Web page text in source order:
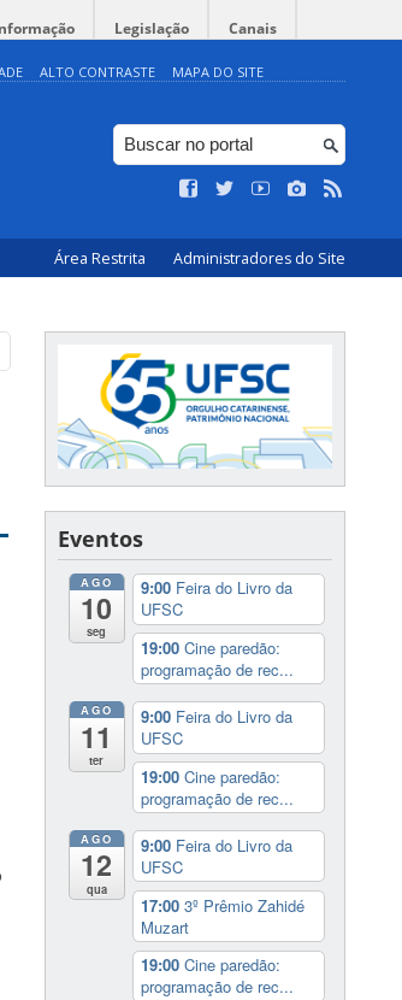
Legislação Canais
ALTO CONTRASTE MAPA DO SITE
Área Restrita Administradores do Site
Eventos
AGO
10
seg
9:00 Feira do Livro da
UFSC
19:00 Cine paredão:
programação de rec...
AGO
11
ter
9:00 Feira do Livro da
UFSC
19:00 Cine paredão:
programação de rec...
AGO
12
qua
9:00 Feira do Livro da
UFSC
17:00 3º Prêmio Zahidé
Muzart
19:00 Cine paredão:
programação de rec...